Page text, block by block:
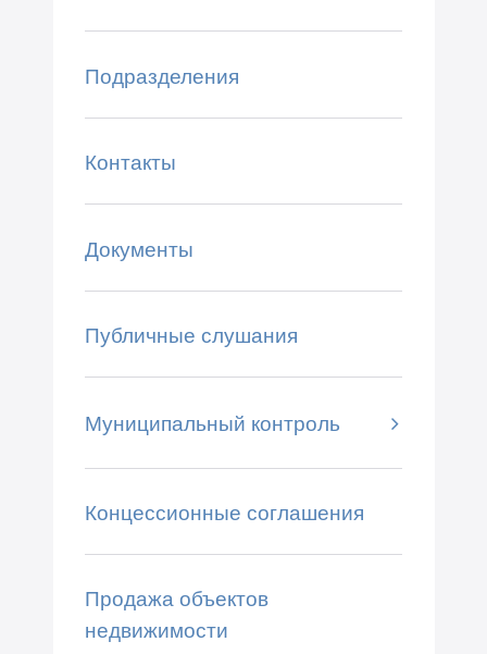
Подразделения
Контакты
Документы
Публичные слушания
Муниципальный контроль
Концессионные соглашения
Продажа объектов
недвижимости